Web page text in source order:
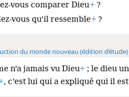
vous comparer Dieu+?
vous qu’il ressemble+?
du monde nouveau (édition d’étude)
n’a jamais vu Dieu+; le dieu
, c’est lui qui a expliqué qui il est